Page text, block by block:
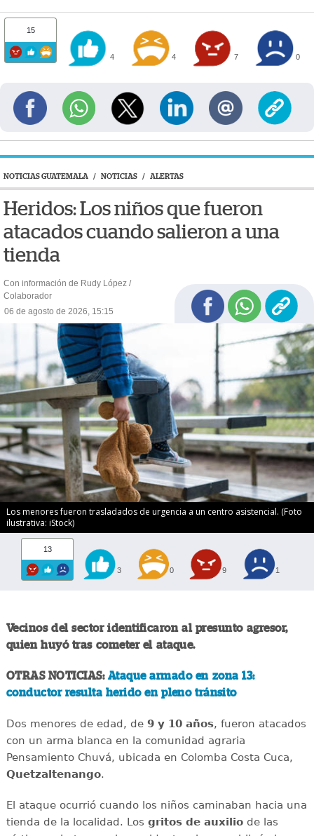
15
4 4 7 0
NOTICIAS GUATEMALA / NOTICIAS / ALERTAS
Heridos: Los niños que fueron
atacados cuando salieron a una
tienda
Con información de Rudy López /
Colaborador
06 de agosto de 2026, 15:15
Los menores fueron trasladados de urgencia a un centro asistencial. (Foto
ilustrativa: iStock)
13
3 0 9 1
Vecinos del sector identificaron al presunto agresor,
quien huyó tras cometer el ataque.
OTRAS NOTICIAS:Ataque armado en zona 13:
conductor resulta herido en pleno tránsito
Dos menores de edad, de 9 y 10 años, fueron atacados
con un arma blanca en la comunidad agraria
Pensamiento Chuvá, ubicada en Colomba Costa Cuca,
Quetzaltenango.
El ataque ocurrió cuando los niños caminaban hacia una
tienda de la localidad. Los gritos de auxiliode las